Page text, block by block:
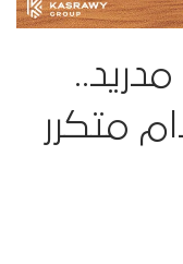
مدريد..
متكرر